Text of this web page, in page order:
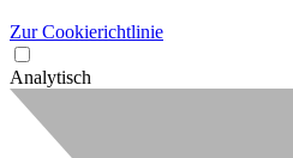
Zur Cookierichtlinie
Analytisch